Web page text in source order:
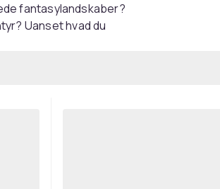
fantasylandskaber?
Uanset hvad du